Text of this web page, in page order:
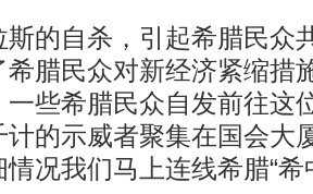
自杀，引起希腊民众
希腊民众对新经济紧缩措
一些希腊民众自发前往这
的示威者聚集在国会大
况我们马上连线希腊“希